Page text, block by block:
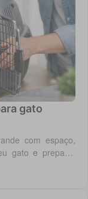
gato
com espaço,
gato e preparar